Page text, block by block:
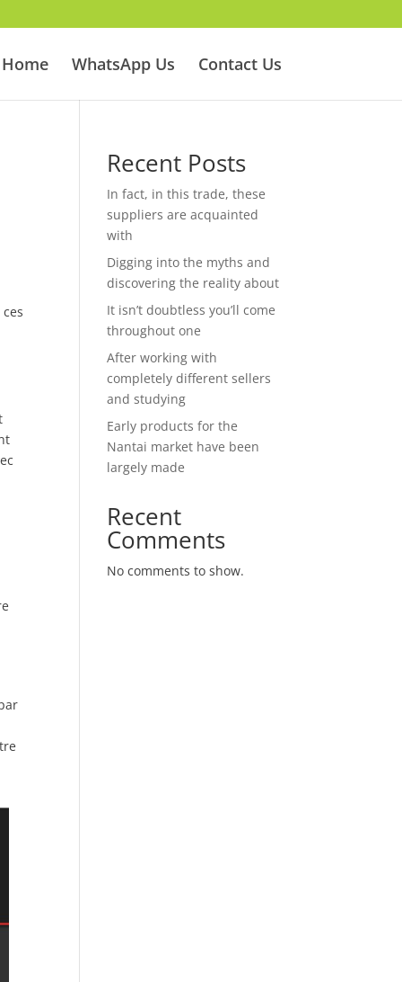
Home WhatsApp Us Contact Us
Recent Posts
In fact, in this trade, these
suppliers are acquainted
with
Digging into the myths and
discovering the reality about
It isn’t doubtless you’ll come
throughout one
After working with
completely different sellers
and studying
Early products for the
Nantai market have been
largely made
Recent
Comments
No comments to show.